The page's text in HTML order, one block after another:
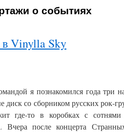
о событиях
в Vinylla Sky
я познакомился года три
со сборником русских рок-
где-то в коробках с
Вчера после концерта